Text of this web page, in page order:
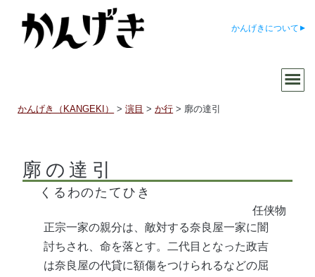
かんげきについて
かんげき（KANGEKI） >演目 >か行 > 廓の達引
廓の達引
くるわのたてひき
任侠物
正宗一家の親分は、敵対する奈良屋一家に闇
討ちされ、命を落とす。二代目となった政吉
は奈良屋の代貸に額傷をつけられるなどの屈